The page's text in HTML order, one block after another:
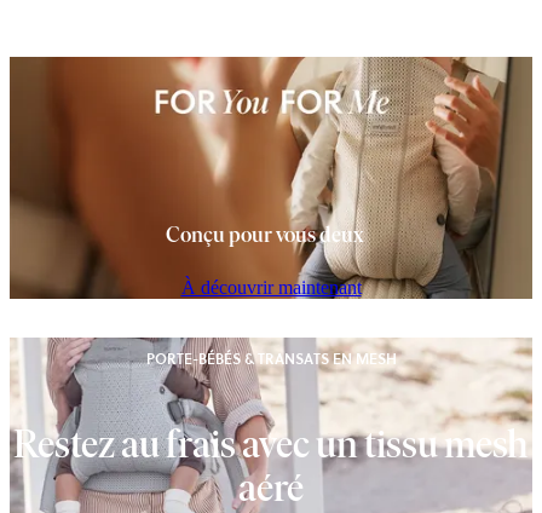
Conçu pour vous deux
À découvrir maintenant
PORTE-BÉBÉS & TRANSATS EN MESH
Restez au frais avec un tissu mesh
aéré